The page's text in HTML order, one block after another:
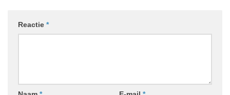
Reactie *